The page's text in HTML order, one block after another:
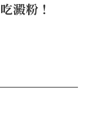
澱粉！